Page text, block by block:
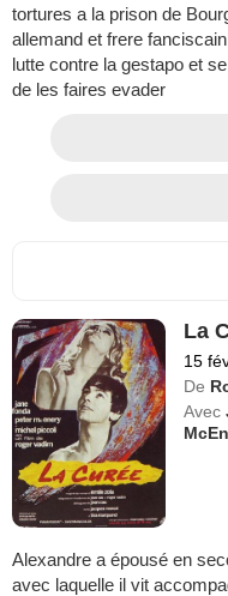
tortures a la prison de
allemand et frere
lutte contre la gestapo et
de les faires evader
La
15
De
Avec
Alexandre a épousé en
avec laquelle il vit